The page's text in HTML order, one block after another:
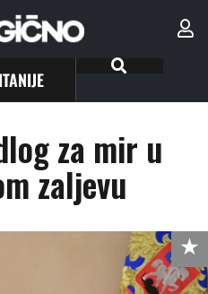
za mir u
zaljevu